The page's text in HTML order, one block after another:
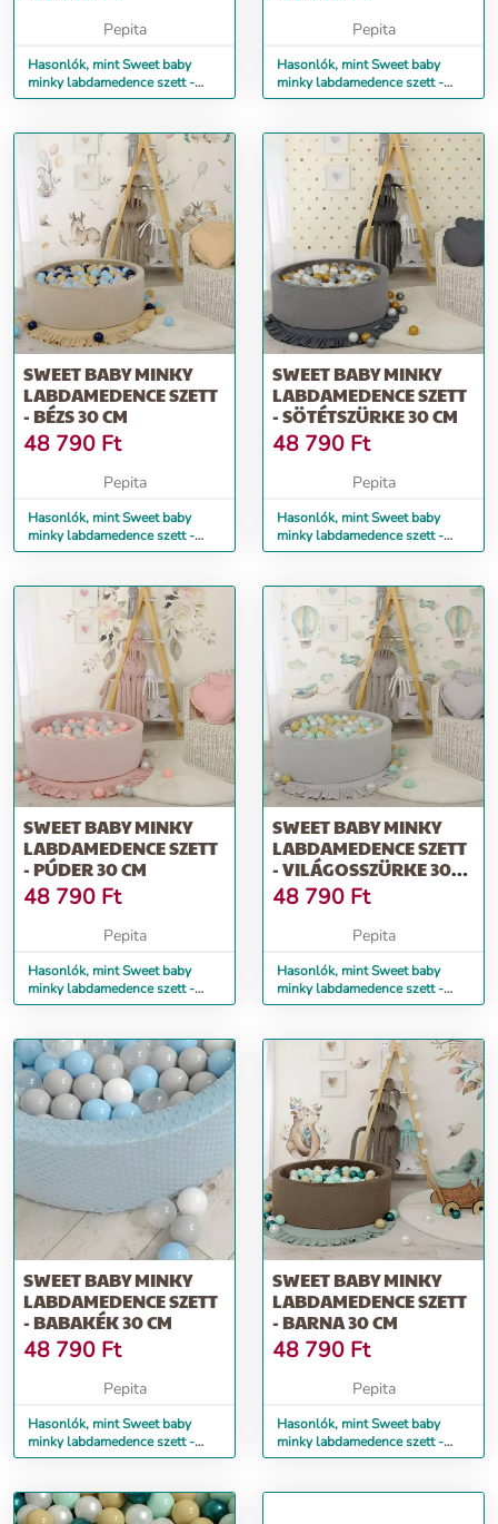
Pepita
Hasonlók, mint Sweet baby
minky labdamedence szett -
menta 30 cm
Pepita
Hasonlók, mint Sweet baby
minky labdamedence szett -
rózsaszín 30 cm
SWEET BABY MINKY
LABDAMEDENCE SZETT
- BÉZS 30 CM
48 790 Ft
Pepita
Hasonlók, mint Sweet baby
minky labdamedence szett -
bézs 30 cm
SWEET BABY MINKY
LABDAMEDENCE SZETT
- SÖTÉTSZÜRKE 30 CM
48 790 Ft
Pepita
Hasonlók, mint Sweet baby
minky labdamedence szett -
Sötétszürke 30 cm
SWEET BABY MINKY
LABDAMEDENCE SZETT
- PÚDER 30 CM
48 790 Ft
Pepita
Hasonlók, mint Sweet baby
minky labdamedence szett -
púder 30 cm
SWEET BABY MINKY
LABDAMEDENCE SZETT
- VILÁGOSSZÜRKE 30
CM
48 790 Ft
Pepita
Hasonlók, mint Sweet baby
minky labdamedence szett -
Világosszürke 30 cm
SWEET BABY MINKY
LABDAMEDENCE SZETT
- BABAKÉK 30 CM
48 790 Ft
Pepita
Hasonlók, mint Sweet baby
minky labdamedence szett -
babakék 30 cm
SWEET BABY MINKY
LABDAMEDENCE SZETT
- BARNA 30 CM
48 790 Ft
Pepita
Hasonlók, mint Sweet baby
minky labdamedence szett -
Barna 30 cm